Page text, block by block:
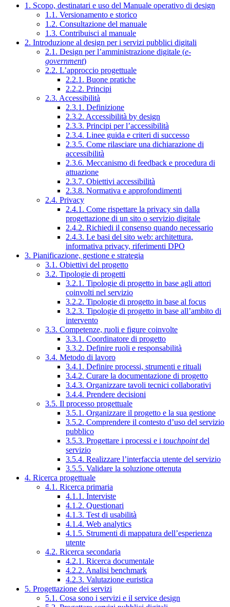
1. Scopo, destinatari e uso del Manuale operativo di design
1.1. Versionamento e storico
1.2. Consultazione del manuale
1.3. Contribuisci al manuale
2. Introduzione al design per i servizi pubblici digitali
2.1. Design per l’amministrazione digitale (e-
government)
2.2. L’approccio progettuale
2.2.1. Buone pratiche
2.2.2. Principi
2.3. Accessibilità
2.3.1. Definizione
2.3.2. Accessibilità by design
2.3.3. Principi per l’accessibilità
2.3.4. Linee guida e criteri di successo
2.3.5. Come rilasciare una dichiarazione di
accessibilità
2.3.6. Meccanismo di feedback e procedura di
attuazione
2.3.7. Obiettivi accessibilità
2.3.8. Normativa e approfondimenti
2.4. Privacy
2.4.1. Come rispettare la privacy sin dalla
progettazione di un sito o servizio digitale
2.4.2. Richiedi il consenso quando necessario
2.4.3. Le basi del sito web: architettura,
informativa privacy, riferimenti DPO
3. Pianificazione, gestione e strategia
3.1. Obiettivi del progetto
3.2. Tipologie di progetti
3.2.1. Tipologie di progetto in base agli attori
coinvolti nel servizio
3.2.2. Tipologie di progetto in base al focus
3.2.3. Tipologie di progetto in base all’ambito di
intervento
3.3. Competenze, ruoli e figure coinvolte
3.3.1. Coordinatore di progetto
3.3.2. Definire ruoli e responsabilità
3.4. Metodo di lavoro
3.4.1. Definire processi, strumenti e rituali
3.4.2. Curare la documentazione di progetto
3.4.3. Organizzare tavoli tecnici collaborativi
3.4.4. Prendere decisioni
3.5. Il processo progettuale
3.5.1. Organizzare il progetto e la sua gestione
3.5.2. Comprendere il contesto d’uso del servizio
pubblico
3.5.3. Progettare i processi e i touchpointdel
servizio
3.5.4. Realizzare l’interfaccia utente del servizio
3.5.5. Validare la soluzione ottenuta
4. Ricerca progettuale
4.1. Ricerca primaria
4.1.1. Interviste
4.1.2. Questionari
4.1.3. Test di usabilità
4.1.4. Web analytics
4.1.5. Strumenti di mappatura dell’esperienza
utente
4.2. Ricerca secondaria
4.2.1. Ricerca documentale
4.2.2. Analisi benchmark
4.2.3. Valutazione euristica
5. Progettazione dei servizi
5.1. Cosa sono i servizi e il service design